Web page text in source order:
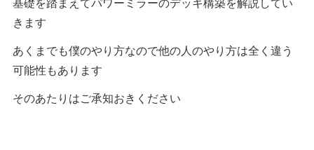
きます
あくまでも僕のやり方なので他の人のやり方は全く違う
可能性もあります
そのあたりはご承知おきください